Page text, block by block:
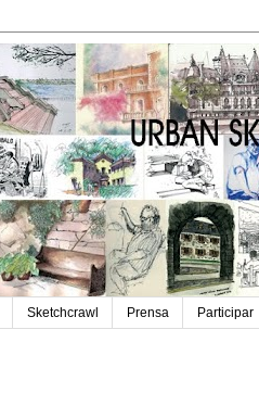
Sketchcrawl Prensa Participar